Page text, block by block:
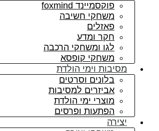
פוקסמיינד foxmind
משחקי חשיבה
פאזלים
חקר ומדע
לגו ומשחקי הרכבה
משחקי קופסא
מסיבות וימי הולדת
בלונים וסרטים
אביזרים למסיבות
מוצרי ימי הולדת
הפתעות ופרסים
יצירה